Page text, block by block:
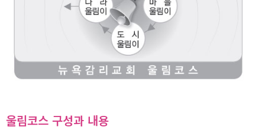
울림코스 구성과 내용